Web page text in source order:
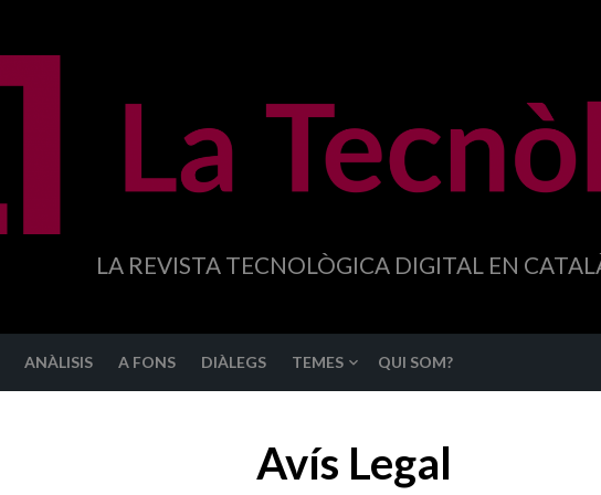
LA REVISTA TECNOLÒGICA DIGITAL EN
ANÀLISIS A FONS DIÀLEGS TEMES QUI SOM?
Avís Legal